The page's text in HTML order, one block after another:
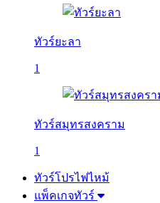
ทัวร์ยะลา
1
ทัวร์สมุทรสงคราม
1
ทัวร์โปรไฟไหม้
แพ็คเกจทัวร์